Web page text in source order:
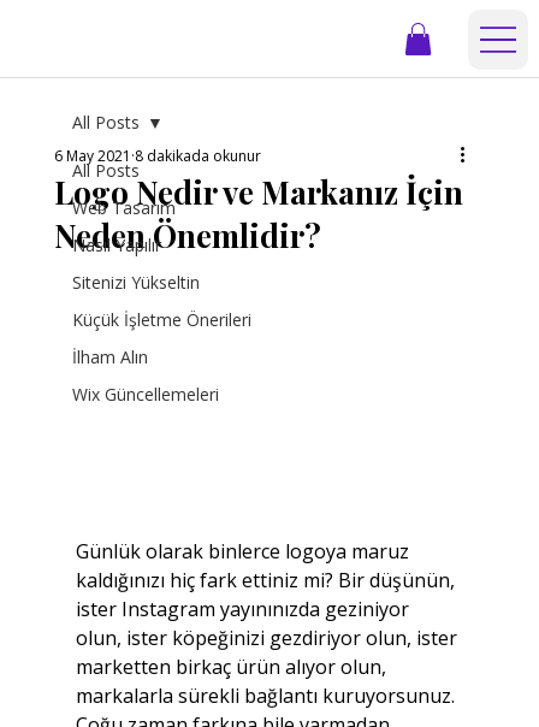
All Posts
Web Tasarım
Nasıl Yapılır
Sitenizi Yükseltin
Küçük İşletme Önerileri
İlham Alın
Wix Güncellemeleri
All Posts
Logo Nedir ve Markanız İçin
Neden Önemlidir?
6 May 2021 8 dakikada okunur
Günlük olarak binlerce logoya maruz
kaldığınızı hiç fark ettiniz mi? Bir düşünün,
ister Instagram yayınınızda geziniyor
olun, ister köpeğinizi gezdiriyor olun, ister
marketten birkaç ürün alıyor olun,
markalarla sürekli bağlantı kuruyorsunuz.